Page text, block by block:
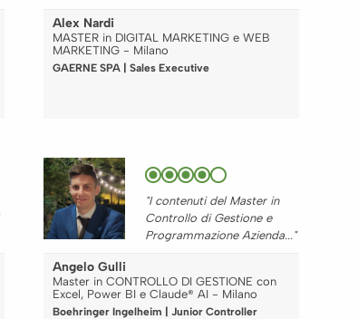
Alex Nardi
MASTER in DIGITAL MARKETING e WEB
MARKETING - Milano
GAERNE SPA | Sales Executive
"I contenuti del Master in
Controllo di Gestione e
Programmazione Azienda..."
Angelo Gulli
Master in CONTROLLO DI GESTIONE con
Excel, Power BI e Claude® AI - Milano
Boehringer Ingelheim | Junior Controller